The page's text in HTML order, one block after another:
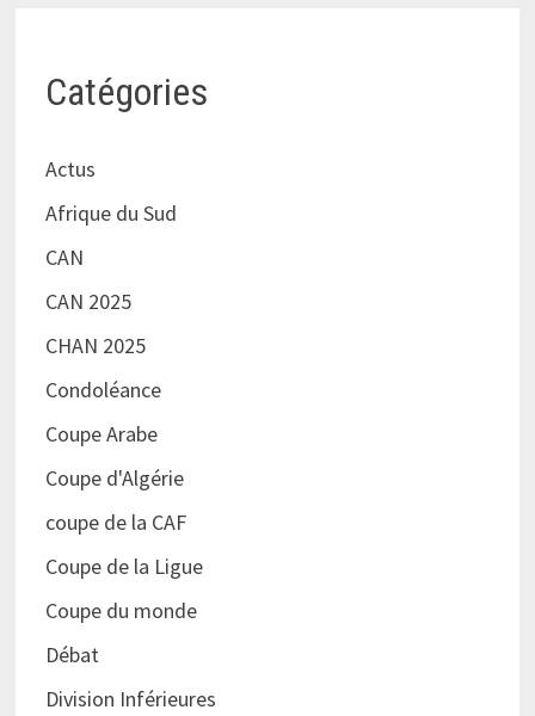
Catégories
Actus
Afrique du Sud
CAN
CAN 2025
CHAN 2025
Condoléance
Coupe Arabe
Coupe d'Algérie
coupe de la CAF
Coupe de la Ligue
Coupe du monde
Débat
Division Inférieures